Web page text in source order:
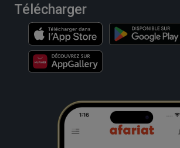
Télécharger